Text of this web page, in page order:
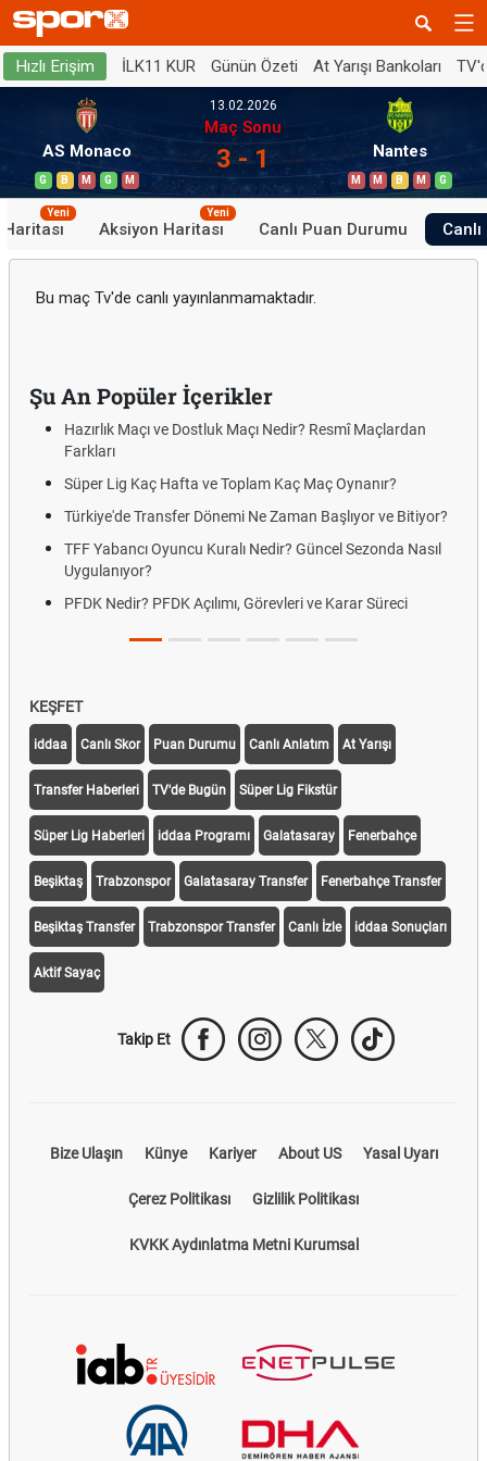
Hızlı Erişim İLK11 KUR Günün Özeti At Yarışı Bankoları
AS Monaco
G B M G M
13.02.2026
Maç Sonu
3 - 1 Nantes
M M B M G
Haritası
Yeni
Aksiyon Haritası
Yeni
Canlı Puan Durumu
Bu maç Tv'de canlı yayınlanmamaktadır.
Şu An Popüler İçerikler
Hazırlık Maçı ve Dostluk Maçı Nedir? Resmî Maçlardan
Farkları
Süper Lig Kaç Hafta ve Toplam Kaç Maç Oynanır?
Türkiye'de Transfer Dönemi Ne Zaman Başlıyor ve Bitiyor?
TFF Yabancı Oyuncu Kuralı Nedir? Güncel Sezonda Nasıl
Uygulanıyor?
PFDK Nedir? PFDK Açılımı, Görevleri ve Karar Süreci
KEŞFET
iddaa Canlı Skor Puan Durumu Canlı Anlatım At Yarışı
Transfer Haberleri TV'de Bugün Süper Lig Fikstür
Süper Lig Haberleri iddaa Programı Galatasaray Fenerbahçe
Beşiktaş Trabzonspor Galatasaray Transfer Fenerbahçe Transfer
Beşiktaş Transfer Trabzonspor Transfer Canlı İzle iddaa Sonuçları
Aktif Sayaç
Takip Et
Bize Ulaşın Künye Kariyer About US Yasal Uyarı
Çerez Politikası Gizlilik Politikası
KVKK Aydınlatma Metni Kurumsal